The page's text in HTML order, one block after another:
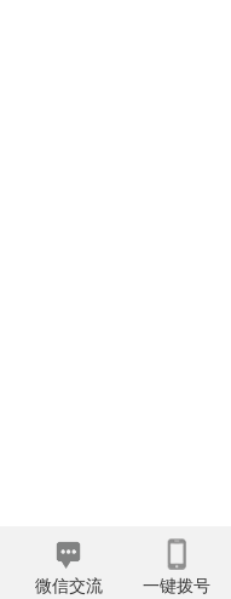
微信交流 一键拨号